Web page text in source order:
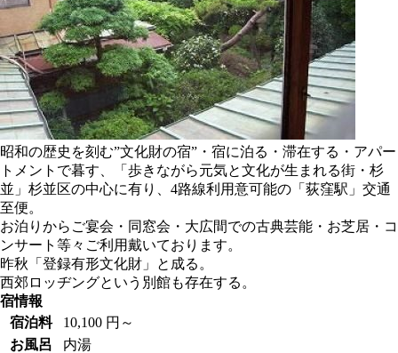
昭和の歴史を刻む”文化財の宿”・宿に泊る・滞在する・アパー
トメントで暮す、「歩きながら元気と文化が生まれる街・杉
並」杉並区の中心に有り、4路線利用意可能の「荻窪駅」交通
至便。
お泊りからご宴会・同窓会・大広間での古典芸能・お芝居・コ
ンサート等々ご利用戴いております。
昨秋「登録有形文化財」と成る。
西郊ロッヂングという別館も存在する。
宿情報
宿泊料
10,100 円～
お風呂
内湯